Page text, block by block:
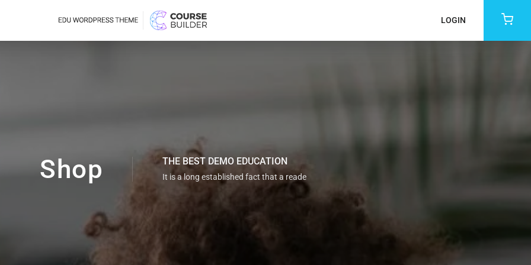
LOGIN
Shop THE BEST DEMO EDUCATION
It is a long established fact that a reade